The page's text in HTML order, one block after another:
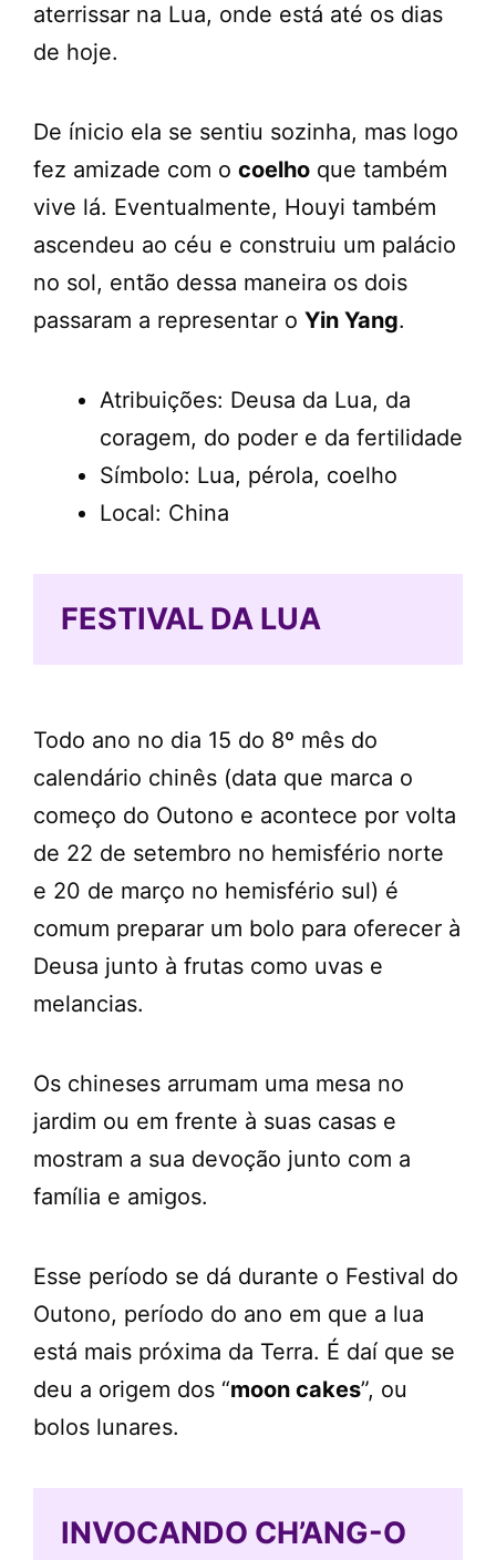
aterrissar na Lua, onde está até os dias
de hoje.
De ínicio ela se sentiu sozinha, mas logo
fez amizade com o coelho que também
vive lá. Eventualmente, Houyi também
ascendeu ao céu e construiu um palácio
no sol, então dessa maneira os dois
passaram a representar o Yin Yang.
Atribuições: Deusa da Lua, da
coragem, do poder e da fertilidade
Símbolo: Lua, pérola, coelho
Local: China
FESTIVAL DA LUA
Todo ano no dia 15 do 8º mês do
calendário chinês (data que marca o
começo do Outono e acontece por volta
de 22 de setembro no hemisfério norte
e 20 de março no hemisfério sul) é
comum preparar um bolo para oferecer à
Deusa junto à frutas como uvas e
melancias.
Os chineses arrumam uma mesa no
jardim ou em frente à suas casas e
mostram a sua devoção junto com a
família e amigos.
Esse período se dá durante o Festival do
Outono, período do ano em que a lua
está mais próxima da Terra. É daí que se
deu a origem dos “moon cakes”, ou
bolos lunares.
INVOCANDO CH’ANG-O